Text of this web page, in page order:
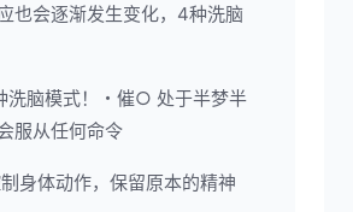
也会逐渐发生变化，4种洗脑
洗脑模式！・催○ 处于半梦半
服从任何命令
身体动作，保留原本的精神